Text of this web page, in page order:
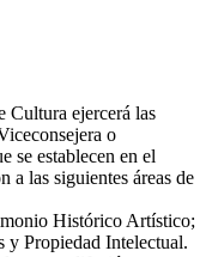
Cultura ejercerá las
o
se establecen en el
a las siguientes áreas de
Histórico Artístico;
y Propiedad Intelectual.